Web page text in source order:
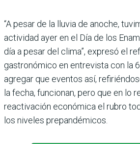
“A pesar de la lluvia de anoche,
actividad ayer en el Día de los
día a pesar del clima”, expresó el
gastronómico en entrevista con la
agregar que eventos así,
la fecha, funcionan, pero que en lo
reactivación económica el rubro
los niveles prepandémicos.